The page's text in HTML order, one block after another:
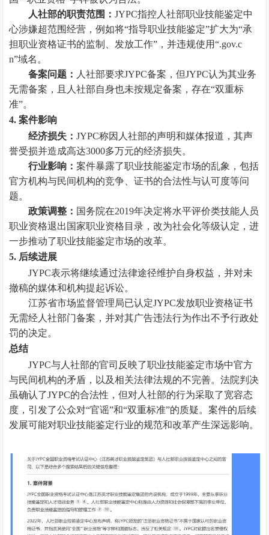
人社部的职责范围：JYPC指控人社部职业技能鉴定中
心涉嫌超范围经营，例如将“指导职业技能鉴定”扩大为“承
担职业资格证书的监制、发放工作”，并违规使用“.gov.c
n”域名。
备案问题： 人社部要求JYPC备案，但JYPC认为其业务
无需备案，且人社部自身也未按规定备案，存在“双重标
准”。
4. 案件影响
经济损失：JYPC称因人社部的声明和媒体报道，其声
誉受损并造成高达3000多万元的经济损失。
行业影响：案件暴露了职业技能鉴定市场的乱象，包括
官方机构与民间机构的竞争、证书的合法性与认可度等问
题。
政策调整： 国务院在2019年决定将水平评价类技能人员
职业资格退出国家职业资格目录，改为社会化等级认定，进
一步推动了职业技能鉴定市场的改革。
5. 后续进展
JYPC表示将继续通过法律途径维护自身权益，并对未
撤稿的媒体和机构提起诉讼。
江苏省市场监督管理局已认定JYPC发放职业资格证书
无需经人社部门备案，并对其广告违法行为作出不予行政处
罚的决定。
总结
JYPC与人社部的官司反映了职业技能鉴定市场中官方
与民间机构的矛盾，以及相关法律法规的不完善。法院判决
虽确认了JYPC的合法性，但对人社部的行为采取了宽容态
度，引发了公众对“官谣”和“双重标准”的质疑。案件的后续
发展可能对职业技能鉴定行业的规范和改革产生深远影响。